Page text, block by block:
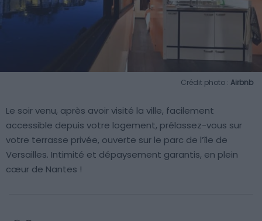
Crédit photo : Airbnb
Le soir venu, après avoir visité la ville, facilement
accessible depuis votre logement, prélassez-vous sur
votre terrasse privée, ouverte sur le parc de l’île de
Versailles. Intimité et dépaysement garantis, en plein
cœur de Nantes !